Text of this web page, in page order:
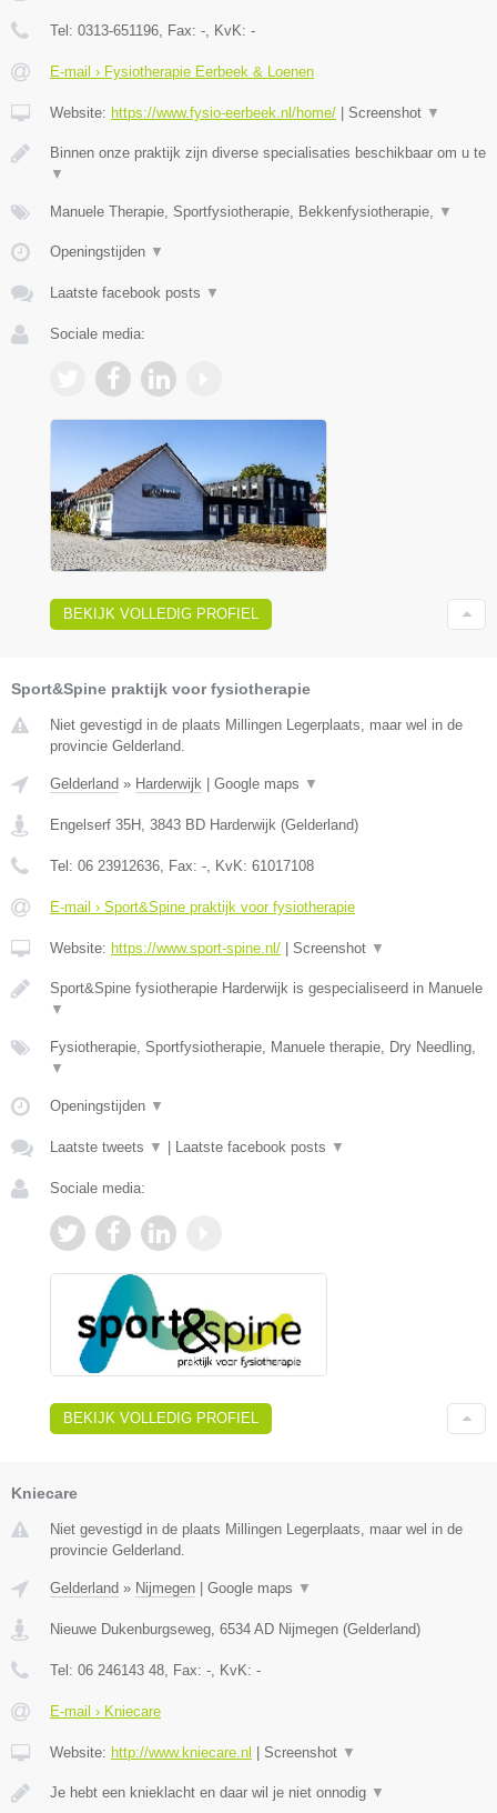
Tel: 0313-651196 , Fax: - , KvK: -
E-mail › Fysiotherapie Eerbeek & Loenen
Website: https://www.fysio-eerbeek.nl/home/ | Screenshot ▼
Binnen onze praktijk zijn diverse specialisaties beschikbaar om u te
▼
Manuele Therapie, Sportfysiotherapie, Bekkenfysiotherapie, ▼
Openingstijden ▼
Laatste facebook posts ▼
Sociale media:
BEKIJK VOLLEDIG PROFIEL
Sport&Spine praktijk voor fysiotherapie
Niet gevestigd in de plaats Millingen Legerplaats, maar wel in de
provincie Gelderland.
Gelderland » Harderwijk | Google maps ▼
Engelserf 35H 3843 BD Harderwijk (Gelderland)
Tel: 06 23912636 , Fax: - , KvK: 61017108
E-mail › Sport&Spine praktijk voor fysiotherapie
Website: https://www.sport-spine.nl/ | Screenshot ▼
Sport&Spine fysiotherapie Harderwijk is gespecialiseerd in Manuele
▼
Fysiotherapie, Sportfysiotherapie, Manuele therapie, Dry Needling,
▼
Openingstijden ▼
Laatste tweets ▼ | Laatste facebook posts ▼
Sociale media:
BEKIJK VOLLEDIG PROFIEL
Kniecare
Niet gevestigd in de plaats Millingen Legerplaats, maar wel in de
provincie Gelderland.
Gelderland » Nijmegen Google maps ▼
Nieuwe Dukenburgseweg 6534 AD Nijmegen (Gelderland)
Tel: 06 246143 48 , Fax: - , KvK: -
E-mail › Kniecare
Website: http://www.kniecare.nl Screenshot ▼
Je hebt een knieklacht en daar wil je niet onnodig ▼